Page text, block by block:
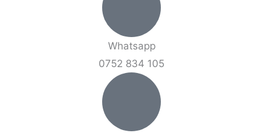
Whatsapp
0752 834 105